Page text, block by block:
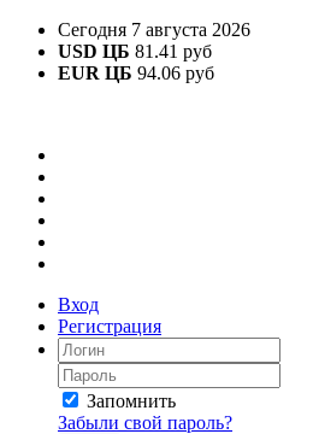
Сегодня 7 августа 2026
USD ЦБ 81.41 руб
EUR ЦБ 94.06 руб
Вход
Регистрация
Запомнить
Забыли свой пароль?